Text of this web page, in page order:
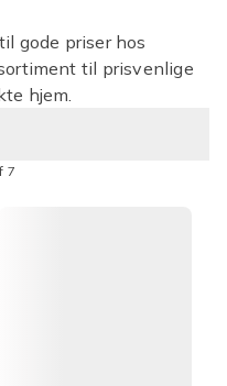
gode priser hos
til prisvenlige
hjem.
7